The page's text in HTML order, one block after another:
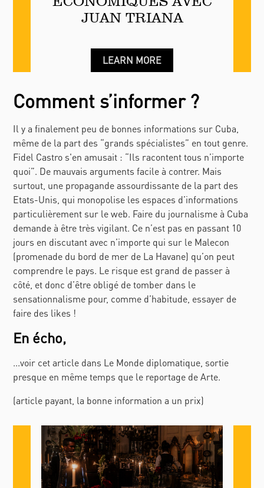
JUAN TRIANA
LEARN MORE
Comment s’informer ?
Il y a finalement peu de bonnes informations sur Cuba,
même de la part des “grands spécialistes” en tout genre.
Fidel Castro s'en amusait : “Ils racontent tous n’importe
quoi”. De mauvais arguments facile à contrer. Mais
surtout, une propagande assourdissante de la part des
Etats-Unis, qui monopolise les espaces d’informations
particulièrement sur le web. Faire du journalisme à Cuba
demande à être très vigilant. Ce n’est pas en passant 10
jours en discutant avec n’importe qui sur le Malecon
(promenade du bord de mer de La Havane) qu’on peut
comprendre le pays. Le risque est grand de passer à
côté, et donc d’être obligé de tomber dans le
sensationnalisme pour, comme d’habitude, essayer de
faire des likes !
En écho,
...voir cet article dans Le Monde diplomatique, sortie
presque en même temps que le reportage de Arte.
(article payant, la bonne information a un prix)